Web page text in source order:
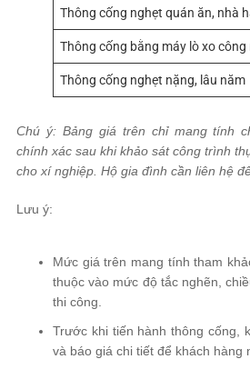
Thông cống nghẹt quán ăn, nhà
Thông cống bằng máy lò xo công
Thông cống nghẹt nặng, lâu năm
Chú ý: Bảng giá trên chỉ mang tính
chính xác sau khi khảo sát công trình
cho xí nghiệp. Hộ gia đình cần liên hệ
Lưu ý:
Mức giá trên mang tính tham
thuộc vào mức độ tắc nghẽn,
thi công.
Trước khi tiến hành thông cống,
và báo giá chi tiết để khách hàng